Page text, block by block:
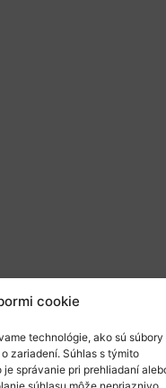
cookie
technológie, ako sú súbory
zariadení. Súhlas s týmito
správanie pri prehliadaní